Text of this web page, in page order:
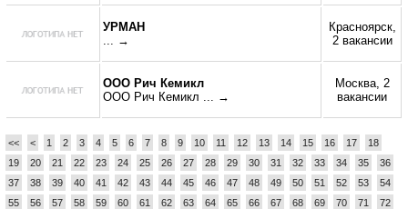
УРМАН
... →
Красноярск,
2 вакансии
ООО Рич Кемикл
ООО Рич Кемикл
... →
Москва, 2
вакансии
<< < 1 2 3 4 5 6 7 8 9 10 11 12 13 14 15 16 17
18
19
20 21 22 23 24 25 26 27 28 29 30 31 32 33 34 35
36
37
38 39 40 41 42 43 44 45 46 47 48 49 50 51 52 53
54
55
56 57 58 59 60 61 62 63 64 65 66 67 68 69 70 71
72